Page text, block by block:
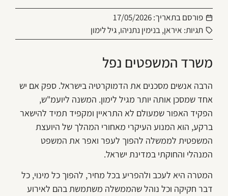
פורסם בתאריך:17/05/2026
תגיות: איראן,בנימין נתניהו,גיל לימון
משרד המשפטים נפל
הרבה אנשים מסכנים את הדמוקרטיה בישראל. ספק אם יש
אחד שמסכן אותה יותר מגיל לימון. המשנה ליועמ"ש,
הפקיד האפור שמעולם לא התראיין ומקפיד תמיד להישאר
ברקע, הוא המנוע העיקרי מאחורי המהלך של היועצת
המשפטית לממשלה להפוך לעפר ואפר את המשפט
המנהלי והחוקתי במדינת ישראל.
המטרה היא לעכב ולהפריע בכל מחיר, להפוך כל מינוי, כל
דבר חקיקה וכל נוהל שהממשלה משתמשת בהם לאירוע